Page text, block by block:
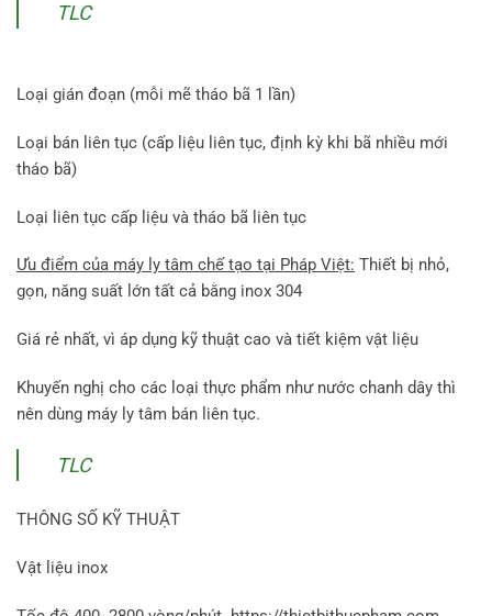
TLC
Loại gián đoạn (mỗi mẽ tháo bã 1 lần)
Loại bán liên tục (cấp liệu liên tục, định kỳ khi bã nhiều mới
tháo bã)
Loại liên tục cấp liệu và tháo bã liên tục
Ưu điểm của máy ly tâm chế tạo tại Pháp Việt: Thiết bị nhỏ,
gọn, năng suất lớn tất cả bằng inox 304
Giá rẻ nhất, vì áp dụng kỹ thuật cao và tiết kiệm vật liệu
Khuyến nghị cho các loại thực phẩm như nước chanh dây thì
nên dùng máy ly tâm bán liên tục.
TLC
THÔNG SỐ KỸ THUẬT
Vật liệu inox